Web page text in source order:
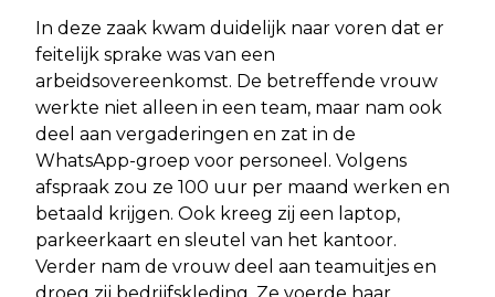
In deze zaak kwam duidelijk naar voren dat er
feitelijk sprake was van een
arbeidsovereenkomst. De betreffende vrouw
werkte niet alleen in een team, maar nam ook
deel aan vergaderingen en zat in de
WhatsApp-groep voor personeel. Volgens
afspraak zou ze 100 uur per maand werken en
betaald krijgen. Ook kreeg zij een laptop,
parkeerkaart en sleutel van het kantoor.
Verder nam de vrouw deel aan teamuitjes en
droeg zij bedrijfskleding. Ze voerde haar